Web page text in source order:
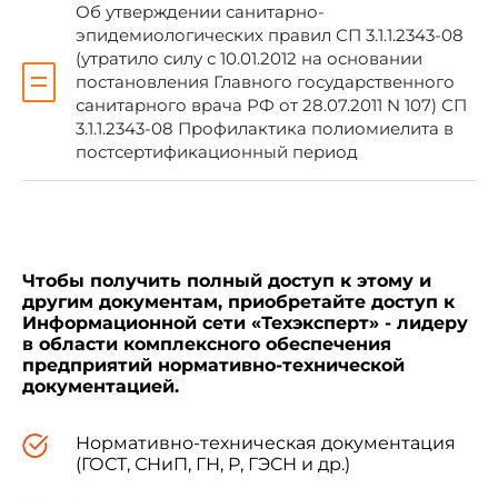
утвержденные Главным государственным
санитарным врачом Российской Федерации 2
апреля 2002 года, с 1 июля 2002 года.
Зарегистрировано
в Министерстве юстиции
Российской Федерации
14 мая 2002 года,
регистрационный N 3431
Об утверждении санитарно-
эпидемиологических правил СП 3.1.1.2343-08
(утратило силу с 10.01.2012 на основании
постановления Главного государственного
санитарного врача РФ от 28.07.2011 N 107) СП
3.1.1.2343-08 Профилактика полиомиелита в
постсертификационный период
Чтобы получить полный доступ к этому и
другим документам, приобретайте доступ к
Информационной сети «Техэксперт» - лидеру
в области комплексного обеспечения
предприятий нормативно-технической
документацией.
Нормативно-техническая документация
(ГОСТ, СНиП, ГН, Р, ГЭСН и др.)